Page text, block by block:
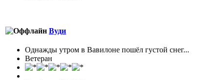
Вуди
Однажды утром в Вавилоне пошёл густой снег...
Ветеран